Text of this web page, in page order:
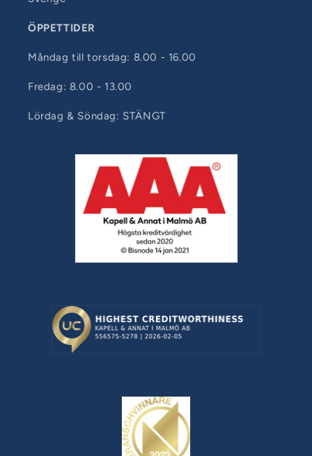
ÖPPETTIDER
Måndag till torsdag: 8.00 - 16.00
Fredag: 8.00 - 13.00
Lördag & Söndag: STÄNGT